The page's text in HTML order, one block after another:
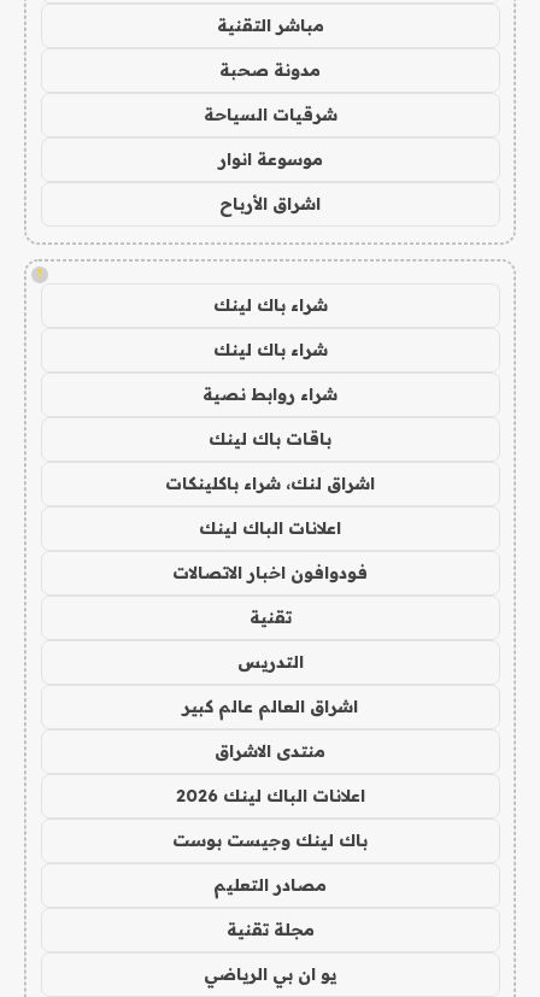
مباشر التقنية
مدونة صحبة
شرقيات السياحة
موسوعة انوار
اشراق الأرباح
!
شراء باك لينك
شراء باك لينك
شراء روابط نصية
باقات باك لينك
اشراق لنك، شراء باكلينكات
اعلانات الباك لينك
فودوافون اخبار الاتصالات
تقنية
التدريس
اشراق العالم عالم كبير
منتدى الاشراق
اعلانات الباك لينك 2026
باك لينك وجيست بوست
مصادر التعليم
مجلة تقنية
يو ان بي الرياضي